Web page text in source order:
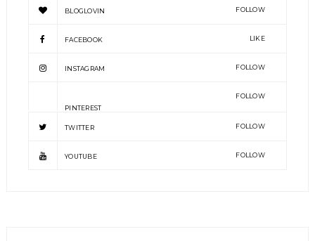
BLOGLOVIN FOLLOW
FACEBOOK LIKE
INSTAGRAM FOLLOW
PINTEREST
FOLLOW
TWITTER FOLLOW
YOUTUBE FOLLOW